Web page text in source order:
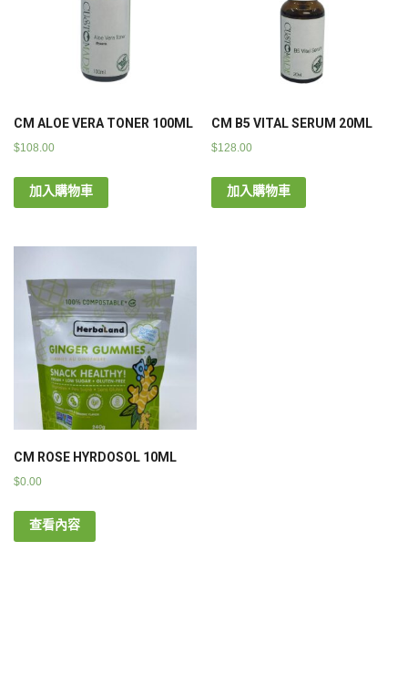
CM ALOE VERA TONER 100ML
$108.00
加入購物車
CM B5 VITAL SERUM 20ML
$128.00
加入購物車
CM ROSE HYRDOSOL 10ML
$0.00
查看內容